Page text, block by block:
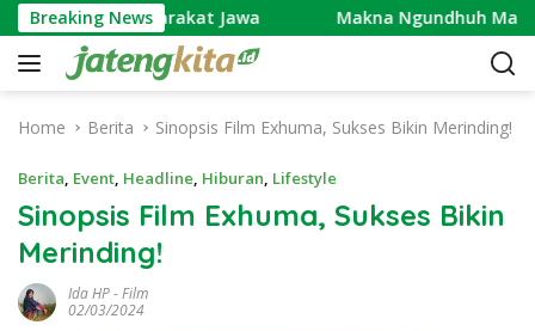
k
Breaking News
Masyarakat Jawa Makna Ngundhuh Mantu:
Home Berita Sinopsis Film Exhuma, Sukses Bikin Merinding!
Berita, Event, Headline, Hiburan, Lifestyle
Sinopsis Film Exhuma, Sukses Bikin
Merinding!
Ida HP-Film
02/03/2024